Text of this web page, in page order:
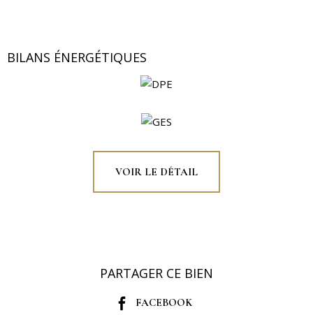
BILANS ÉNERGÉTIQUES
VOIR LE DÉTAIL
PARTAGER CE BIEN
FACEBOOK